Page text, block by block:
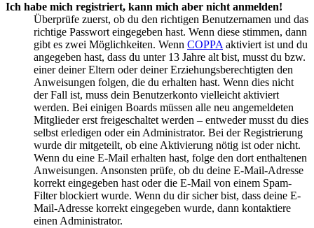
Ich habe mich registriert, kann mich aber nicht anmelden!
Überprüfe zuerst, ob du den richtigen Benutzernamen und das
richtige Passwort eingegeben hast. Wenn diese stimmen, dann
gibt es zwei Möglichkeiten. Wenn COPPA aktiviert ist und du
angegeben hast, dass du unter 13 Jahre alt bist, musst du bzw.
einer deiner Eltern oder deiner Erziehungsberechtigten den
Anweisungen folgen, die du erhalten hast. Wenn dies nicht
der Fall ist, muss dein Benutzerkonto vielleicht aktiviert
werden. Bei einigen Boards müssen alle neu angemeldeten
Mitglieder erst freigeschaltet werden – entweder musst du dies
selbst erledigen oder ein Administrator. Bei der Registrierung
wurde dir mitgeteilt, ob eine Aktivierung nötig ist oder nicht.
Wenn du eine E-Mail erhalten hast, folge den dort enthaltenen
Anweisungen. Ansonsten prüfe, ob du deine E-Mail-Adresse
korrekt eingegeben hast oder die E-Mail von einem Spam-
Filter blockiert wurde. Wenn du dir sicher bist, dass deine E-
Mail-Adresse korrekt eingegeben wurde, dann kontaktiere
einen Administrator.